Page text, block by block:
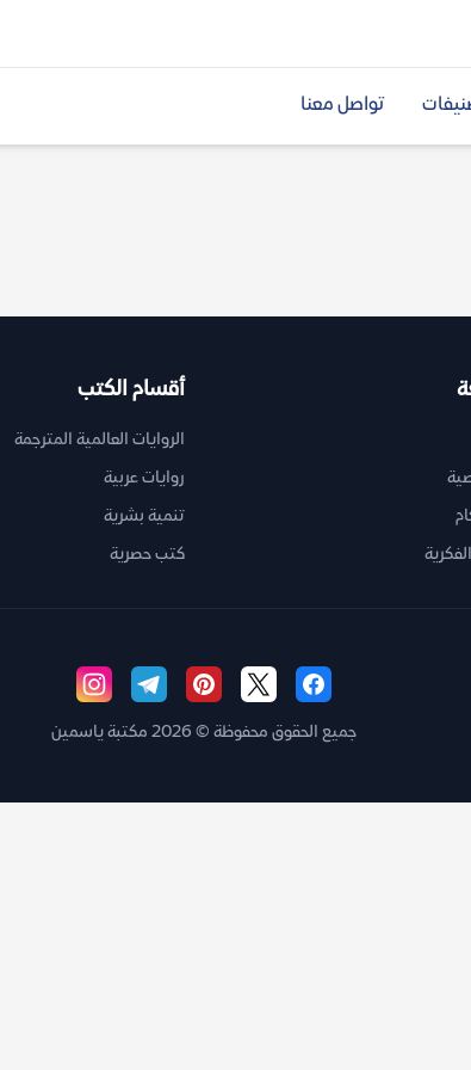
تواصل معنا
أقسام الكتب
الروايات العالمية المترجمة
روايات عربية
تنمية بشرية
كتب حصرية
جميع الحقوق محفوظة © 2026 مكتبة ياسمين